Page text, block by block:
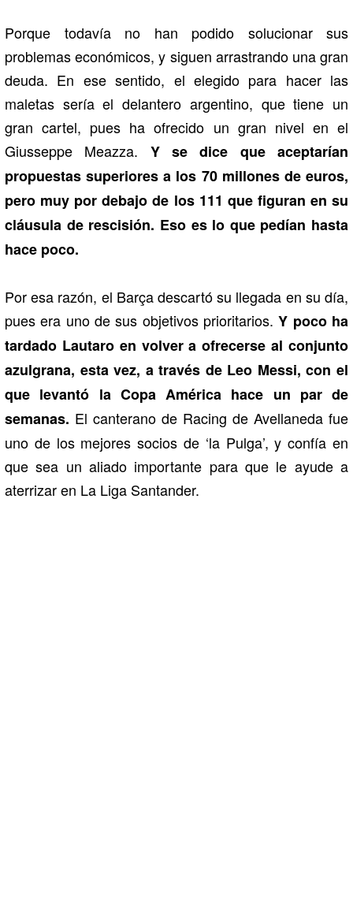
Porque todavía no han podido solucionar sus
problemas económicos, y siguen arrastrando una gran
deuda. En ese sentido, el elegido para hacer las
maletas sería el delantero argentino, que tiene un
gran cartel, pues ha ofrecido un gran nivel en el
Giusseppe Meazza. Y se dice que aceptarían
propuestas superiores a los 70 millones de euros,
pero muy por debajo de los 111 que figuran en su
cláusula de rescisión. Eso es lo que pedían hasta
hace poco.
Por esa razón, el Barça descartó su llegada en su día,
pues era uno de sus objetivos prioritarios. Y poco ha
tardado Lautaro en volver a ofrecerse al conjunto
azulgrana, esta vez, a través de Leo Messi, con el
que levantó la Copa América hace un par de
semanas. El canterano de Racing de Avellaneda fue
uno de los mejores socios de ‘la Pulga’, y confía en
que sea un aliado importante para que le ayude a
aterrizar en La Liga Santander.